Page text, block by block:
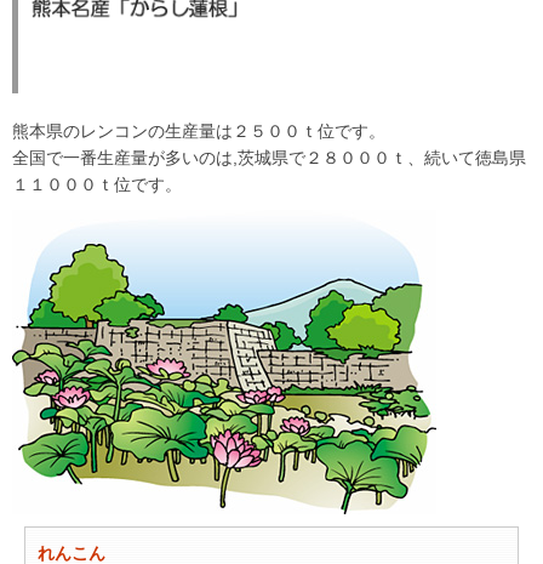
熊本県のレンコンの生産量は２５００ｔ位です。
全国で一番生産量が多いのは,茨城県で２８０００ｔ、続いて徳島県
１１０００ｔ位です。
れんこん